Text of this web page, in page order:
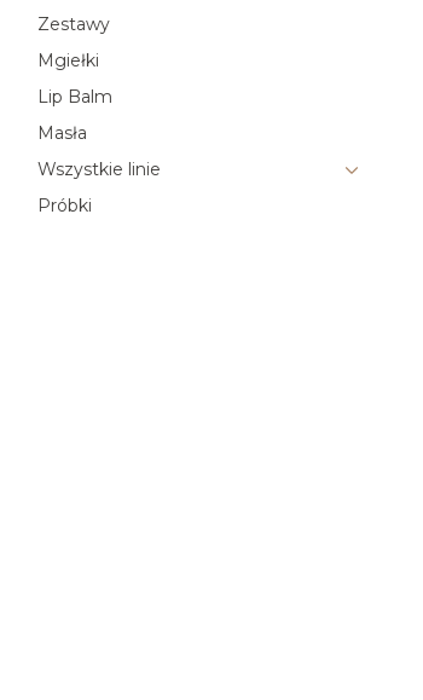
Zestawy
Mgiełki
Lip Balm
Masła
Wszystkie linie
Próbki